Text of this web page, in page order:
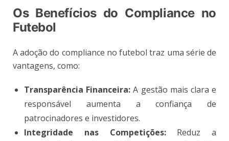
Os Benefícios do Compliance no
Futebol
A adoção do compliance no futebol traz uma série de
vantagens, como:
Transparência Financeira: A gestão mais clara e
responsável aumenta a confiança de
patrocinadores e investidores.
Integridade nas Competições:Reduz a